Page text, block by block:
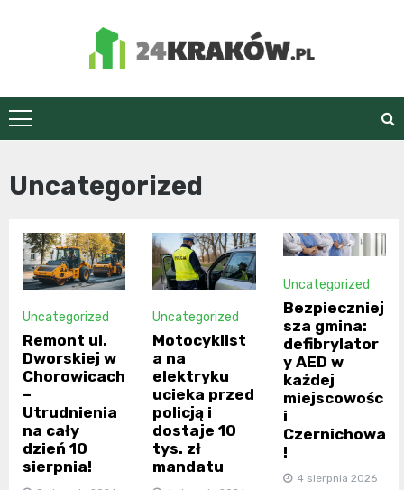
24Kraków.pl
Uncategorized
Uncategorized
Remont ul.
Dworskiej w
Chorowicach
–
Utrudnienia
na cały
dzień 10
sierpnia!
Uncategorized
Motocyklist
a na
elektryku
ucieka przed
policją i
dostaje 10
tys. zł
mandatu
Uncategorized
Bezpieczniej
sza gmina:
defibrylator
y AED w
każdej
miejscowośc
i
Czernichowa
!
4 sierpnia 2026